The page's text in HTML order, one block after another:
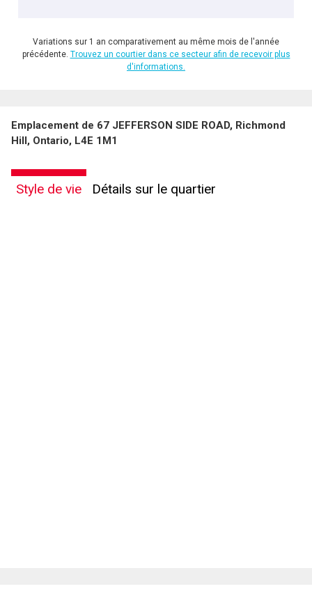
Variations sur 1 an comparativement au même mois de l'année
précédente. Trouvez un courtier dans ce secteur afin de recevoir plus
d'informations.
Emplacement de 67 JEFFERSON SIDE ROAD, Richmond
Hill, Ontario, L4E 1M1
Style de vie Détails sur le quartier